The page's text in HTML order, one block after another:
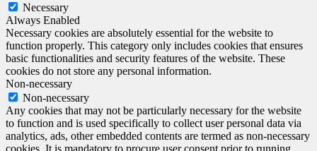
Necessary
Always Enabled
Necessary cookies are absolutely essential for the website to
function properly. This category only includes cookies that ensures
basic functionalities and security features of the website. These
cookies do not store any personal information.
Non-necessary
Non-necessary
Any cookies that may not be particularly necessary for the website
to function and is used specifically to collect user personal data via
analytics, ads, other embedded contents are termed as non-necessary
cookies. It is mandatory to procure user consent prior to running